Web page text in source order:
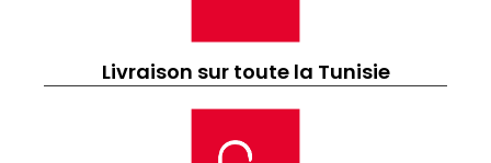
Livraison sur toute la Tunisie